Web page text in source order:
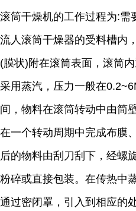
滚筒干燥机的工作过程为:需
流人滚筒干燥器的受料槽内
(膜状)附在滚筒表面，滚筒
采用蒸汽，压力一般在
间，物料在滚筒转动中由简
在一个转动周期中完成布膜
后的物料由刮刀刮下，经螺
粉碎或直接包装。在传热中
通过密闭罩，引入到相应的